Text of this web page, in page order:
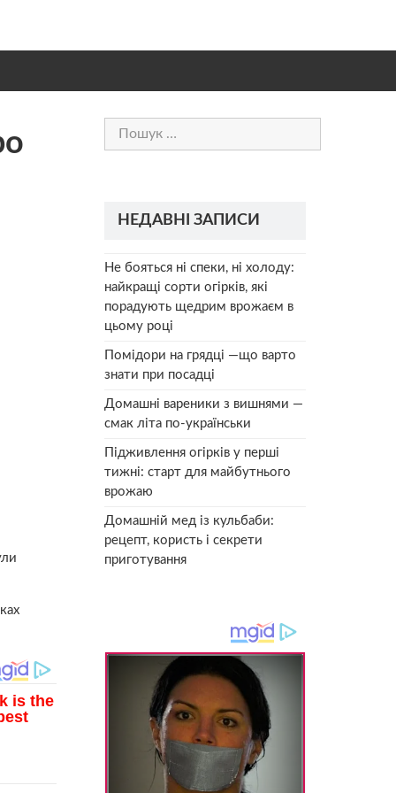
Пошук:
НЕДАВНІ ЗАПИСИ
Не бояться ні спеки, ні холоду:
найкращі сорти огірків, які
порадують щедрим врожаєм в
цьому році
Помідори на грядці —що варто
знати при посадці
Домашні вареники з вишнями —
смак літа по-українськи
Підживлення огірків у перші
тижні: старт для майбутнього
врожаю
Домашній мед із кульбаби:
рецепт, користь і секрети
приготування